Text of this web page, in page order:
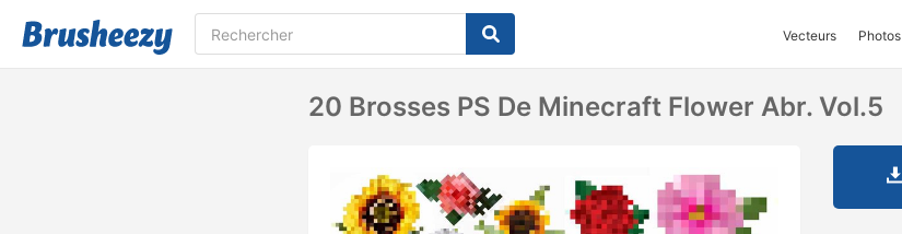
Vecteurs Photos
20 Brosses PS De Minecraft Flower Abr. Vol.5